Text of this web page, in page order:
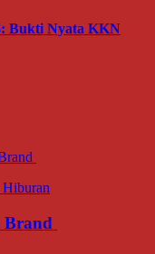
Bukti Nyata KKN
Brand